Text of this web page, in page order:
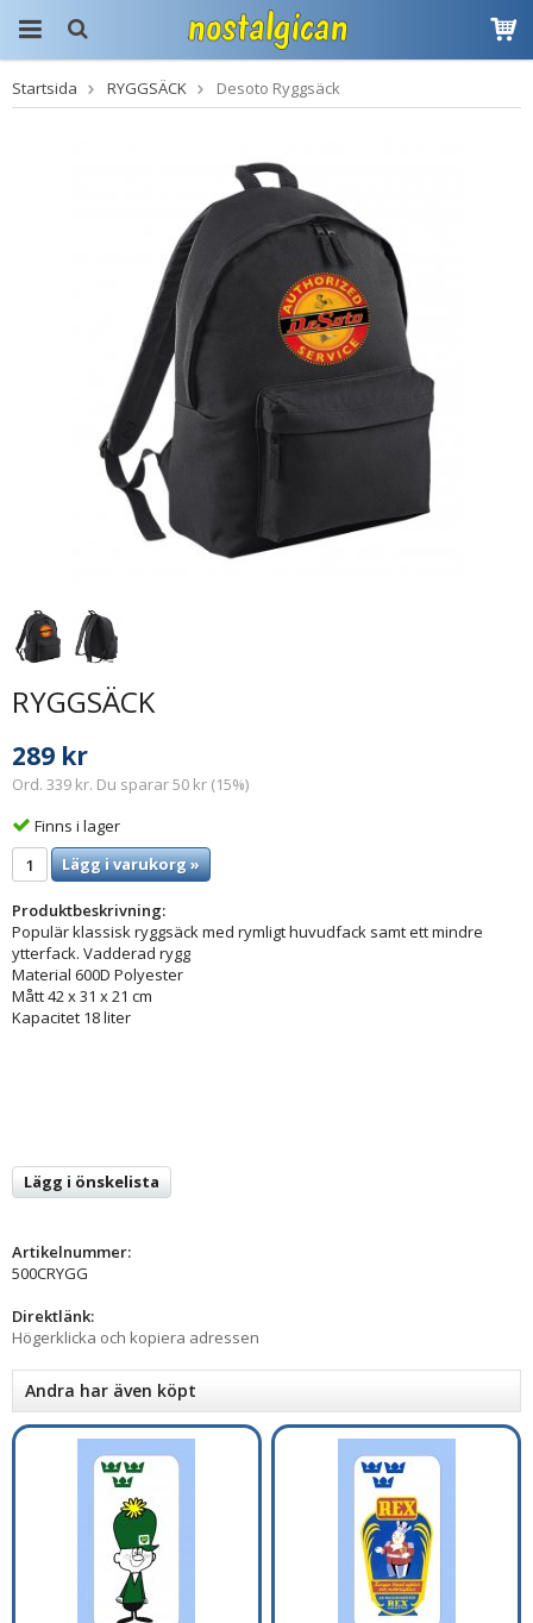
Produkten har blivit
tillagd i varukorgen
Startsida RYGGSÄCK Desoto Ryggsäck
RYGGSÄCK
289 kr
Ord. 339 kr. Du sparar 50 kr (15%)
Finns i lager
Lägg i varukorg »
Produktbeskrivning:
Populär klassisk ryggsäck med rymligt huvudfack samt ett mindre
ytterfack. Vadderad rygg
Material 600D Polyester
Mått 42 x 31 x 21 cm
Kapacitet 18 liter
Lägg i önskelista
Artikelnummer:
500CRYGG
Direktlänk:
Högerklicka och kopiera adressen
Andra har även köpt